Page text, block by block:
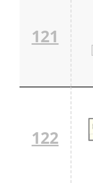
121
122